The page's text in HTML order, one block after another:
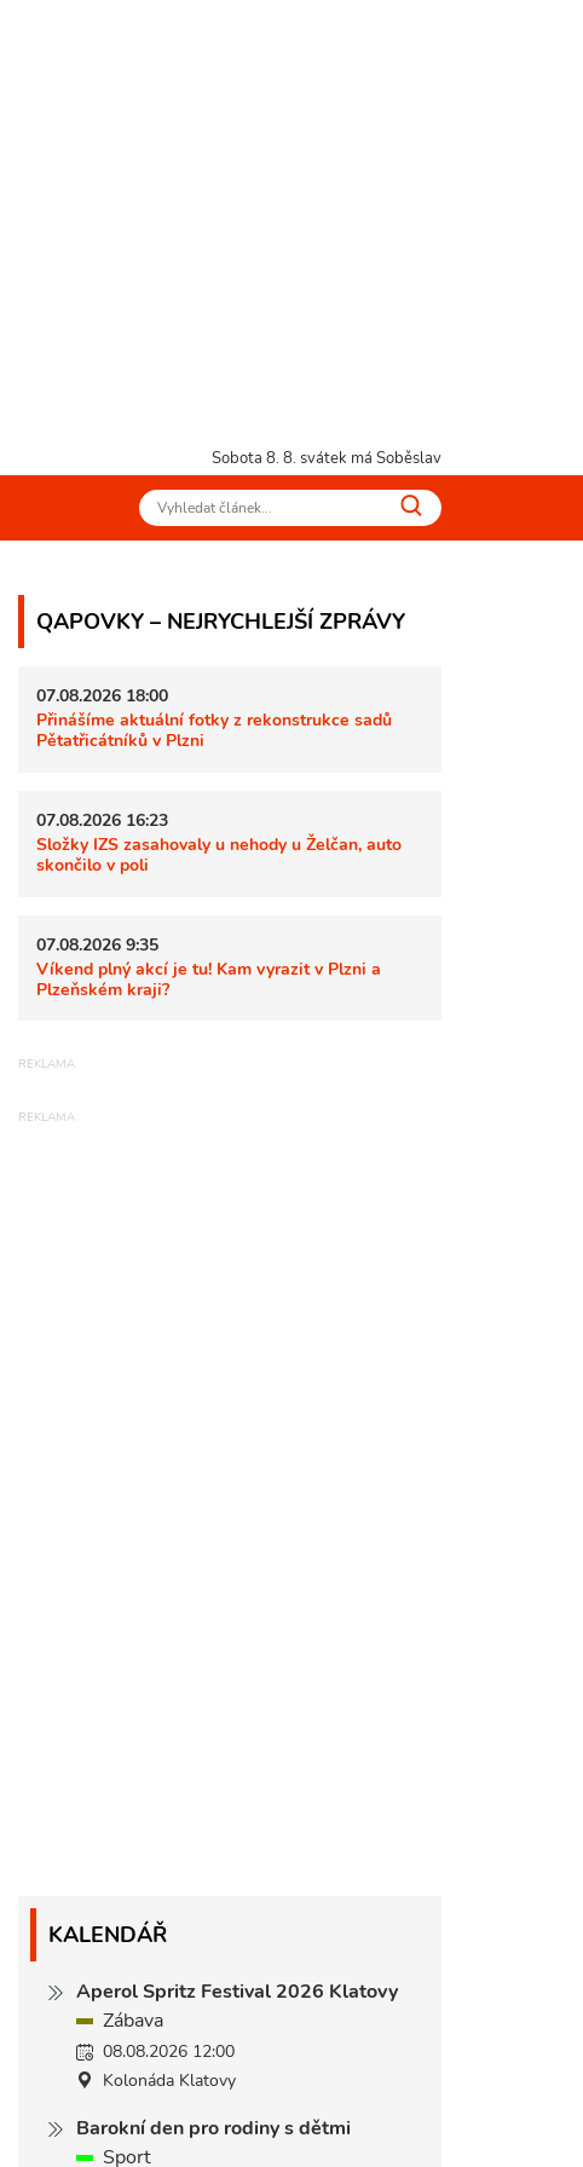
Sobota 8. 8. svátek má Soběslav
QAPOVKY – NEJRYCHLEJŠÍ ZPRÁVY
07.08.2026 18:00
Přinášíme aktuální fotky z rekonstrukce sadů
Pětatřicátníků v Plzni
07.08.2026 16:23
Složky IZS zasahovaly u nehody u Želčan, auto
skončilo v poli
07.08.2026 9:35
Víkend plný akcí je tu! Kam vyrazit v Plzni a
Plzeňském kraji?
KALENDÁŘ
Aperol Spritz Festival 2026 Klatovy
Zábava
08.08.2026 12:00
Kolonáda Klatovy
Barokní den pro rodiny s dětmi
Sport